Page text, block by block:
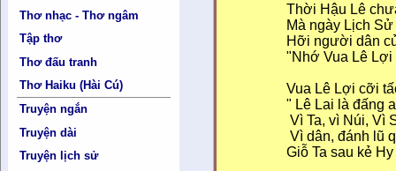
Thơ nhạc - Thơ ngâm
Tập thơ
Thơ đấu tranh
Thơ Haiku (Hài Cú)
Truyện ngắn
Truyện dài
Truyện lịch sử
Thời Hậu Lê
Mà ngày Lịch
Hỡi người dân
"Nhớ Vua Lê Lợi
Vua Lê Lợi cỡi
" Lê Lai là đấng
Vì Ta, vì Núi, Vì
Vì dân, đánh lũ
Giỗ Ta sau kẻ